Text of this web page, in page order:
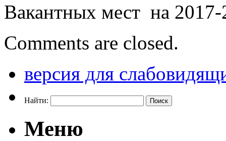
Вакантных мест на
Comments are closed.
версия для
Найти:
Меню